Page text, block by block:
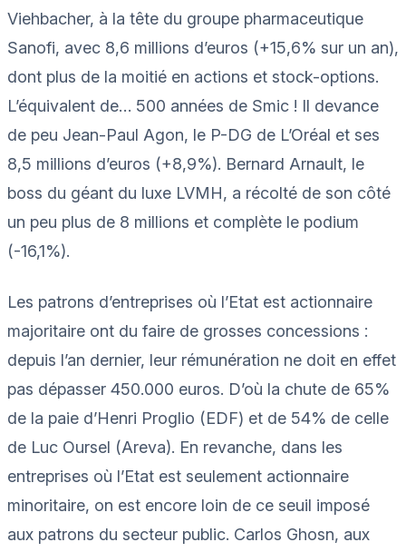
Viehbacher, à la tête du groupe pharmaceutique
Sanofi, avec 8,6 millions d’euros (+15,6% sur un an),
dont plus de la moitié en actions et stock-options.
L’équivalent de… 500 années de Smic ! Il devance
de peu Jean-Paul Agon, le P-DG de L’Oréal et ses
8,5 millions d’euros (+8,9%). Bernard Arnault, le
boss du géant du luxe LVMH, a récolté de son côté
un peu plus de 8 millions et complète le podium
(-16,1%).
Les patrons d’entreprises où l’Etat est actionnaire
majoritaire ont du faire de grosses concessions :
depuis l’an dernier, leur rémunération ne doit en effet
pas dépasser 450.000 euros. D’où la chute de 65%
de la paie d’Henri Proglio (EDF) et de 54% de celle
de Luc Oursel (Areva). En revanche, dans les
entreprises où l’Etat est seulement actionnaire
minoritaire, on est encore loin de ce seuil imposé
aux patrons du secteur public. Carlos Ghosn, aux